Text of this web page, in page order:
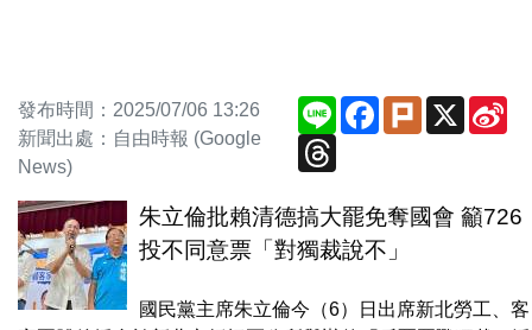
發布時間：2025/07/06 13:26
新聞出處：自由時報 (Google
News)
Line Facebook
Plurk X
朱立倫批賴清德搞大罷免奪國會 籲726
投不同意票「對獨裁說不」
國民黨主席朱立倫今（6）日出席新北勞工、客